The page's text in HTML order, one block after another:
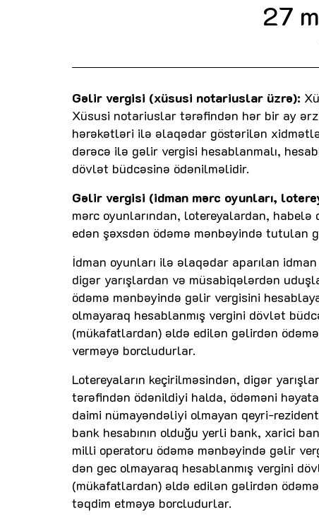
27
Gəlir vergisi (xüsusi notariuslar üzrə):
Xüsusi notariuslar tərəfindən hər bir ay
hərəkətləri ilə əlaqədar göstərilən
dərəcə ilə gəlir vergisi hesablanmalı,
dövlət büdcəsinə ödənilməlidir.
Gəlir vergisi (idman mərc oyunları,
mərc oyunlarından, lotereyalardan,
edən şəxsdən ödəmə mənbəyində tutulan
İdman oyunları ilə əlaqədar aparılan
digər yarışlardan və müsabiqələrdən
ödəmə mənbəyində gəlir vergisini
olmayaraq hesablanmış vergini dövlət
(mükafatlardan) əldə edilən gəlirdən
verməyə borcludurlar.
Lotereyaların keçirilməsindən, digər
tərəfindən ödənildiyi halda, ödəməni
daimi nümayəndəliyi olmayan qeyri-
bank hesabının olduğu yerli bank, xarici
milli operatoru ödəmə mənbəyində gəlir
dən gec olmayaraq hesablanmış vergini
(mükafatlardan) əldə edilən gəlirdən
təqdim etməyə borcludurlar.